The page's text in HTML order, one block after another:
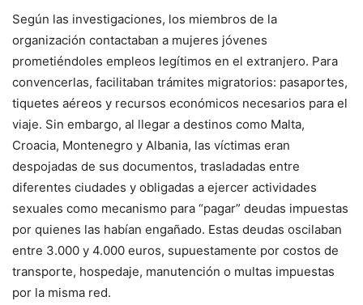
Según las investigaciones, los miembros de la
organización contactaban a mujeres jóvenes
prometiéndoles empleos legítimos en el extranjero. Para
convencerlas, facilitaban trámites migratorios: pasaportes,
tiquetes aéreos y recursos económicos necesarios para el
viaje. Sin embargo, al llegar a destinos como Malta,
Croacia, Montenegro y Albania, las víctimas eran
despojadas de sus documentos, trasladadas entre
diferentes ciudades y obligadas a ejercer actividades
sexuales como mecanismo para “pagar” deudas impuestas
por quienes las habían engañado. Estas deudas oscilaban
entre 3.000 y 4.000 euros, supuestamente por costos de
transporte, hospedaje, manutención o multas impuestas
por la misma red.